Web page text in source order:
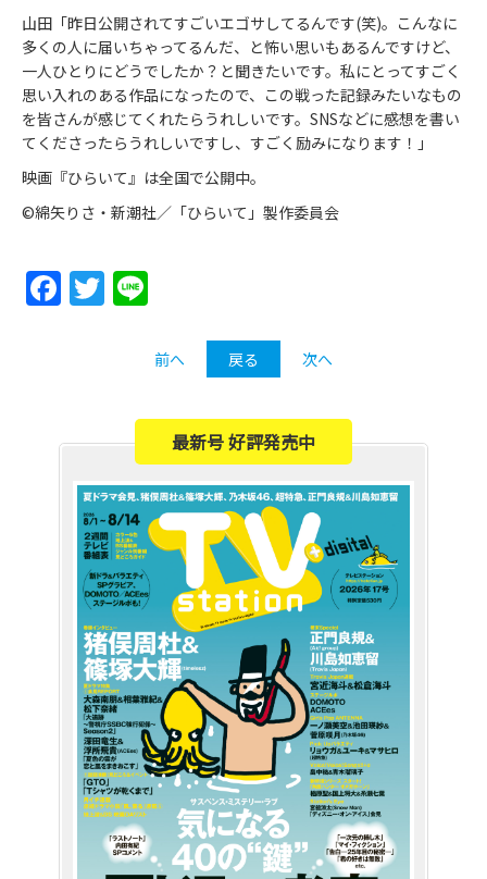
山田「昨日公開されてすごいエゴサしてるんです(笑)。こんなに
多くの人に届いちゃってるんだ、と怖い思いもあるんですけど、
一人ひとりにどうでしたか？と聞きたいです。私にとってすごく
思い入れのある作品になったので、この戦った記録みたいなもの
を皆さんが感じてくれたらうれしいです。SNSなどに感想を書い
てくださったらうれしいですし、すごく励みになります！」
映画『ひらいて』は全国で公開中。
©綿矢りさ・新潮社／「ひらいて」製作委員会
Facebook
Twitter
前へ 戻る 次へ
最新号 好評発売中